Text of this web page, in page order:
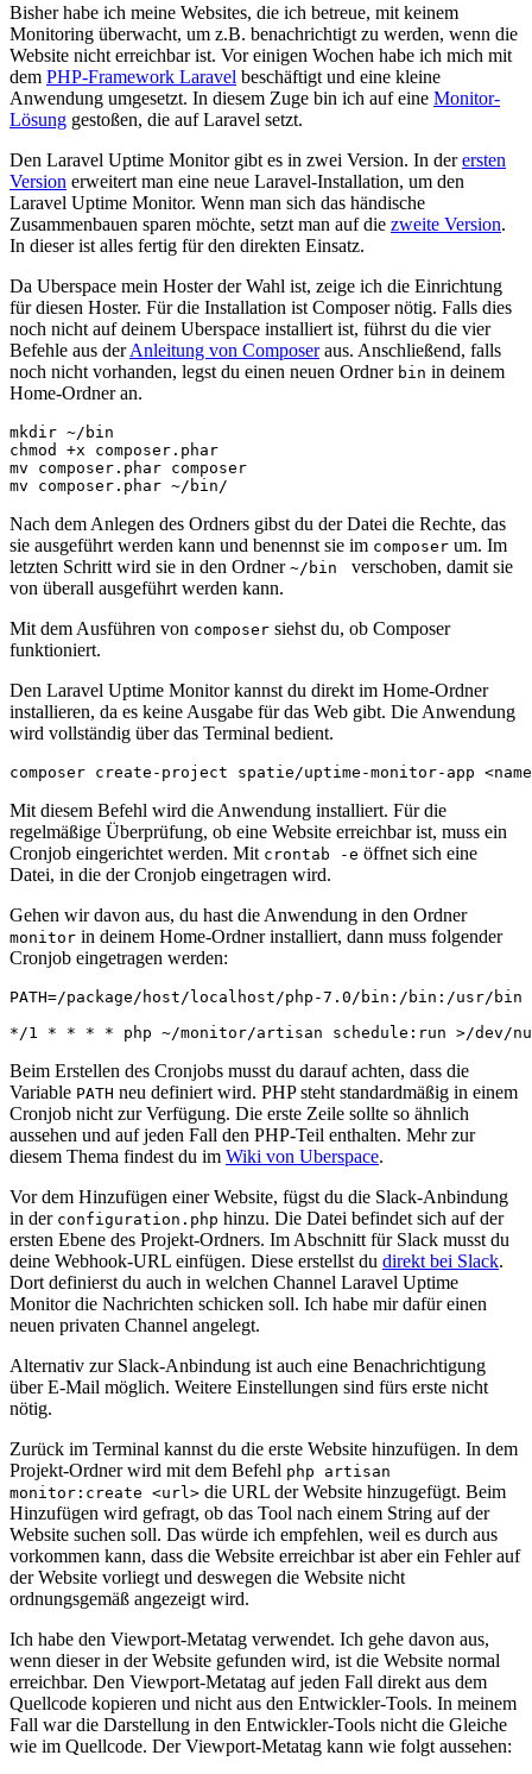
Bisher habe ich meine Websites, die ich betreue, mit keinem
Monitoring überwacht, um z.B. benachrichtigt zu werden, wenn die
Website nicht erreichbar ist. Vor einigen Wochen habe ich mich mit
dem PHP-Framework Laravel beschäftigt und eine kleine
Anwendung umgesetzt. In diesem Zuge bin ich auf eine Monitor-
Lösung gestoßen, die auf Laravel setzt.
Den Laravel Uptime Monitor gibt es in zwei Version. In derersten
Version erweitert man eine neue Laravel-Installation, um den
Laravel Uptime Monitor. Wenn man sich das händische
Zusammenbauen sparen möchte, setzt man auf die zweite Version.
In dieser ist alles fertig für den direkten Einsatz.
Da Uberspace mein Hoster der Wahl ist, zeige ich die Einrichtung
für diesen Hoster. Für die Installation ist Composer nötig. Falls dies
noch nicht auf deinem Uberspace installiert ist, führst du die vier
Befehle aus derAnleitung von Composeraus. Anschließend, falls
noch nicht vorhanden, legst du einen neuen Ordner bin in deinem
Home-Ordner an.
mkdir ~/bin
chmod +x composer.phar
mv composer.phar composer
mv composer.phar ~/bin/
Nach dem Anlegen des Ordners gibst du der Datei die Rechte, das
sie ausgeführt werden kann und benennst sie im composer um. Im
letzten Schritt wird sie in den Ordner ~/bin
verschoben, damit sie
von überall ausgeführt werden kann.
Mit dem Ausführen von composer siehst du, ob Composer
funktioniert.
Den Laravel Uptime Monitor kannst du direkt im Home-Ordner
installieren, da es keine Ausgabe für das Web gibt. Die Anwendung
wird vollständig über das Terminal bedient.
composer create-project spatie/uptime-monitor-app
Mit diesem Befehl wird die Anwendung installiert. Für die
regelmäßige Überprüfung, ob eine Website erreichbar ist, muss ein
Cronjob eingerichtet werden. Mit crontab -e öffnet sich eine
Datei, in die der Cronjob eingetragen wird.
Gehen wir davon aus, du hast die Anwendung in den Ordner
monitor in deinem Home-Ordner installiert, dann muss folgender
Cronjob eingetragen werden:
PATH=/package/host/localhost/php-7.0/bin:/bin:/usr/bin
*/1 * * * * php ~/monitor/artisan schedule:run >/dev/
Beim Erstellen des Cronjobs musst du darauf achten, dass die
Variable PATH neu definiert wird. PHP steht standardmäßig in einem
Cronjob nicht zur Verfügung. Die erste Zeile sollte so ähnlich
aussehen und auf jeden Fall den PHP-Teil enthalten. Mehr zur
diesem Thema findest du im Wiki von Uberspace.
Vor dem Hinzufügen einer Website, fügst du die Slack-Anbindung
in der configuration.php hinzu. Die Datei befindet sich auf der
ersten Ebene des Projekt-Ordners. Im Abschnitt für Slack musst du
deine Webhook-URL einfügen. Diese erstellst du direkt bei Slack.
Dort definierst du auch in welchen Channel Laravel Uptime
Monitor die Nachrichten schicken soll. Ich habe mir dafür einen
neuen privaten Channel angelegt.
Alternativ zur Slack-Anbindung ist auch eine Benachrichtigung
über E-Mail möglich. Weitere Einstellungen sind fürs erste nicht
nötig.
Zurück im Terminal kannst du die erste Website hinzufügen. In dem
Projekt-Ordner wird mit dem Befehl php artisan
monitor:create <url> die URL der Website hinzugefügt. Beim
Hinzufügen wird gefragt, ob das Tool nach einem String auf der
Website suchen soll. Das würde ich empfehlen, weil es durch aus
vorkommen kann, dass die Website erreichbar ist aber ein Fehler auf
der Website vorliegt und deswegen die Website nicht
ordnungsgemäß angezeigt wird.
Ich habe den Viewport-Metatag verwendet. Ich gehe davon aus,
wenn dieser in der Website gefunden wird, ist die Website normal
erreichbar. Den Viewport-Metatag auf jeden Fall direkt aus dem
Quellcode kopieren und nicht aus den Entwickler-Tools. In meinem
Fall war die Darstellung in den Entwickler-Tools nicht die Gleiche
wie im Quellcode. Der Viewport-Metatag kann wie folgt aussehen: